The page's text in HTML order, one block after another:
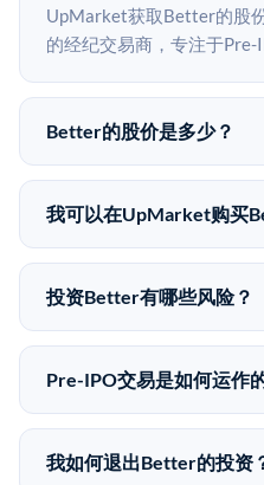
UpMarket获取Better的股
的经纪交易商，专注于Pre-
Better的股价是多少？
Better没有公开股价，因
已知股价来自其最近一轮融
不同。
我可以在UpMarket购买
可以。合格投资者可以通
upmarket.co创建账户来表
50,000美元。UpMarket是
自2019年以来已经纪超过5
投资Better有哪些风险？
Pre-IPO投资存在重大风险
味着没有公开市场可以快速
可能全部损失的准备。私
可能大幅波动。投资者应
Pre-IPO交易是如何运作
在Pre-IPO交易中，合格投
股东（如员工、早期投资者
我如何退出Better的投资